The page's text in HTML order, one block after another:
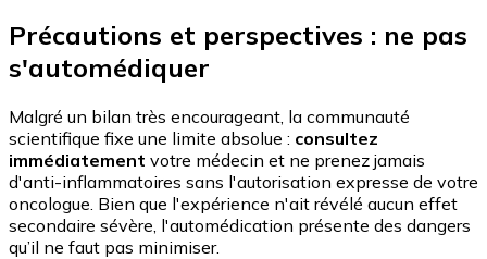
Précautions et perspectives : ne pas
s'automédiquer
Malgré un bilan très encourageant, la communauté
scientifique fixe une limite absolue : consultez
immédiatement votre médecin et ne prenez jamais
d'anti-inflammatoires sans l'autorisation expresse de votre
oncologue. Bien que l'expérience n'ait révélé aucun effet
secondaire sévère, l'automédication présente des dangers
qu’il ne faut pas minimiser.